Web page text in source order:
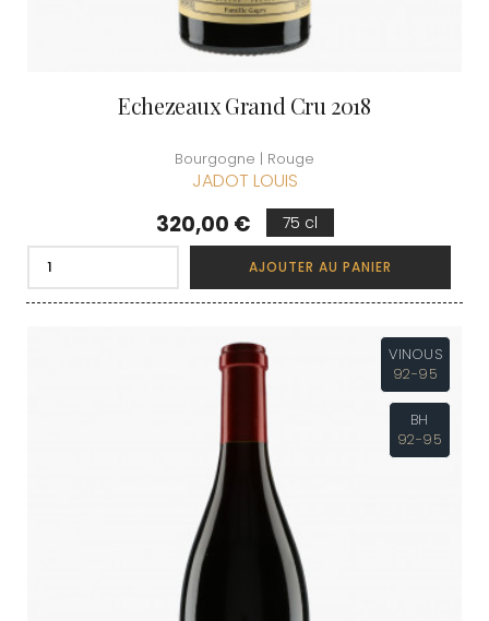
Echezeaux Grand Cru 2018
Bourgogne | Rouge
JADOT LOUIS
Prix
320,00 € 75 cl
AJOUTER AU PANIER
VINOUS
92-95
BH
92-95